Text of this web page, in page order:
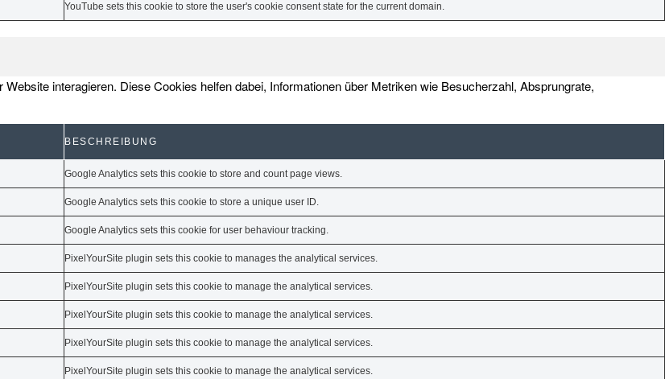
YouTube sets this cookie to store the user's cookie consent state for the current domain.
interagieren. Diese Cookies helfen dabei, Informationen über Metriken wie Besucherzahl, Absprungrate,
BESCHREIBUNG
Google Analytics sets this cookie to store and count page views.
Google Analytics sets this cookie to store a unique user ID.
Google Analytics sets this cookie for user behaviour tracking.
PixelYourSite plugin sets this cookie to manages the analytical services.
PixelYourSite plugin sets this cookie to manage the analytical services.
PixelYourSite plugin sets this cookie to manage the analytical services.
PixelYourSite plugin sets this cookie to manage the analytical services.
PixelYourSite plugin sets this cookie to manage the analytical services.